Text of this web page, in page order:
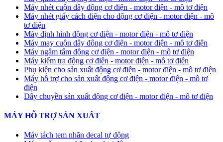
Máy nhét cuộn dây động cơ điện - motor điện - mô tơ điện
Máy nhét giấy cách điện cho động cơ điện - motor điện - mô
tơ điện
Máy định hình động cơ điện - motor điện - mô tơ điện
Máy may cuộn dây động cơ điện - motor điện - mô tơ điện
Máy ngâm tẩm động cơ điện - motor điện - mô tơ điện
Máy kiểm tra động cơ điện - motor điện - mô tơ điện
Phụ kiện cho sản xuất động cơ điện - motor điện - mô tơ điện
Máy hỗ trợ cho sản xuất động cơ điện - motor điện - mô tơ
điện
Dây chuyền sản xuất động cơ điện - motor điện - mô tơ điện
MÁY HỖ TRỢ SẢN XUẤT
Máy tách tem nhãn decal tự động